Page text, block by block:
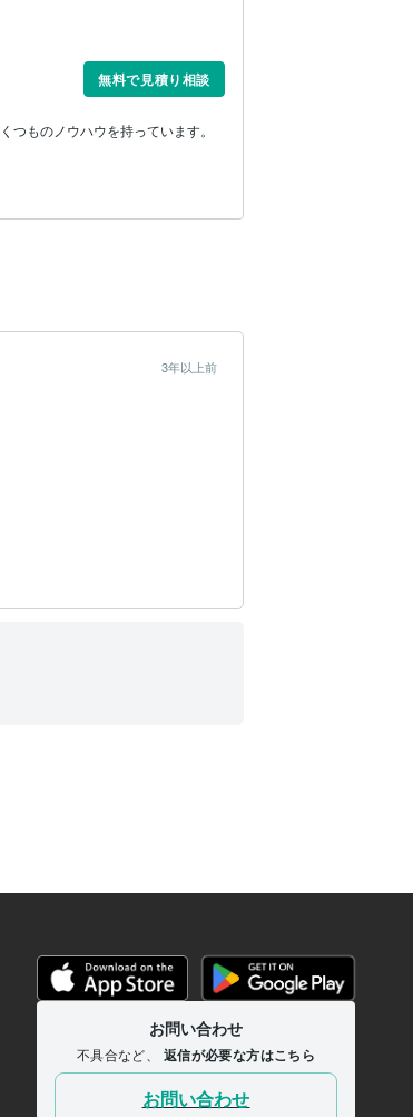
無料で見積り相談
ものノウハウを持っています。
3年以上前